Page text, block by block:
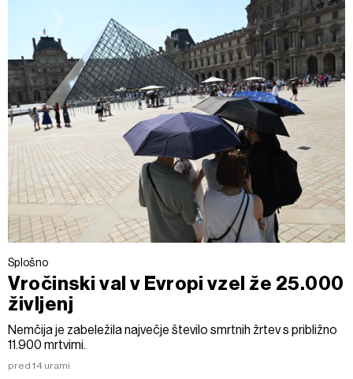
Splošno
Vročinski val v Evropi vzel že 25.000
življenj
Nemčija je zabeležila največje število smrtnih žrtev s približno
11.900 mrtvimi.
pred 14 urami